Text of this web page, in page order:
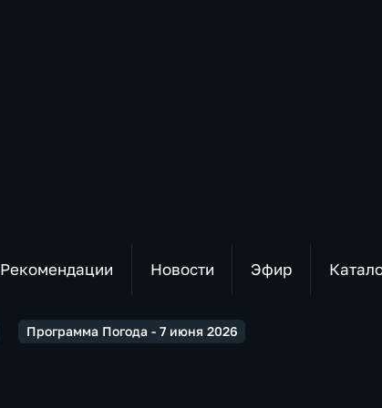
Рекомендации Новости Эфир
Программа Погода - 7 июня 2026